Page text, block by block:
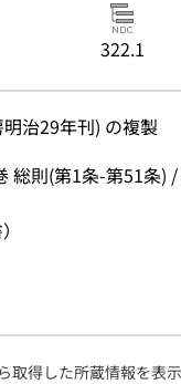
322.1
明治29年刊) の複製
総則(第1条-第51条)
得した所蔵情報を表示